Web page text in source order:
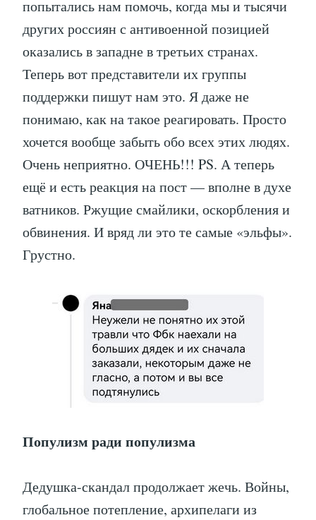
попытались нам помочь, когда мы и тысячи
других россиян с антивоенной позицией
оказались в западне в третьих странах.
Теперь вот представители их группы
поддержки пишут нам это. Я даже не
понимаю, как на такое реагировать. Просто
хочется вообще забыть обо всех этих людях.
Очень неприятно. ОЧЕНЬ!!! PS. А теперь
ещё и есть реакция на пост — вполне в духе
ватников. Ржущие смайлики, оскорбления и
обвинения. И вряд ли это те самые «эльфы».
Грустно.
Популизм ради популизма
Дедушка-скандал продолжает жечь. Войны,
глобальное потепление, архипелаги из